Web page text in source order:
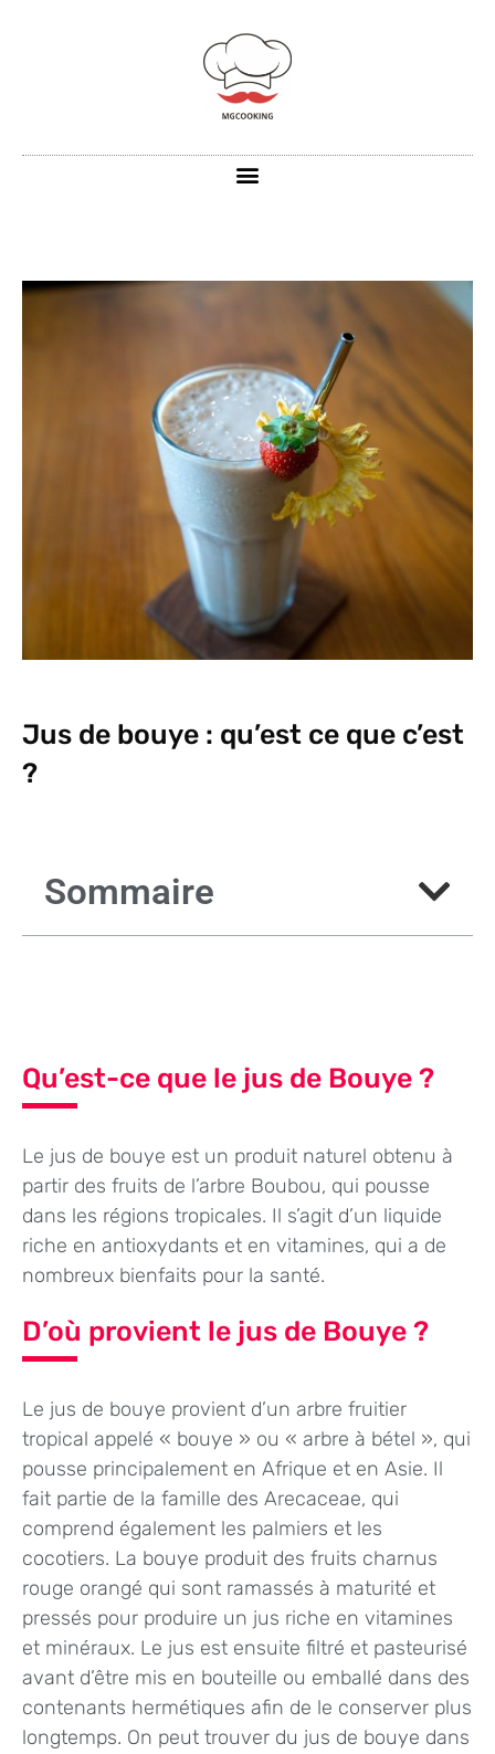
Jus de bouye : qu’est ce que c’est
?
Sommaire
Qu’est-ce que le jus de Bouye ?
Le jus de bouye est un produit naturel obtenu à
partir des fruits de l’arbre Boubou, qui pousse
dans les régions tropicales. Il s’agit d’un liquide
riche en antioxydants et en vitamines, qui a de
nombreux bienfaits pour la santé.
D’où provient le jus de Bouye ?
Le jus de bouye provient d’un arbre fruitier
tropical appelé « bouye » ou « arbre à bétel », qui
pousse principalement en Afrique et en Asie. Il
fait partie de la famille des Arecaceae, qui
comprend également les palmiers et les
cocotiers. La bouye produit des fruits charnus
rouge orangé qui sont ramassés à maturité et
pressés pour produire un jus riche en vitamines
et minéraux. Le jus est ensuite filtré et pasteurisé
avant d’être mis en bouteille ou emballé dans des
contenants hermétiques afin de le conserver plus
longtemps. On peut trouver du jus de bouye dans